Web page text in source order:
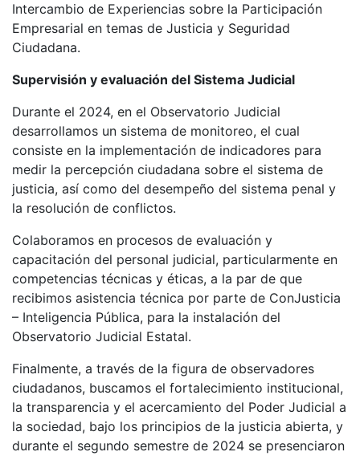
Intercambio de Experiencias sobre la Participación
Empresarial en temas de Justicia y Seguridad
Ciudadana.
Supervisión y evaluación del Sistema Judicial
Durante el 2024, en el Observatorio Judicial
desarrollamos un sistema de monitoreo, el cual
consiste en la implementación de indicadores para
medir la percepción ciudadana sobre el sistema de
justicia, así como del desempeño del sistema penal y
la resolución de conflictos.
Colaboramos en procesos de evaluación y
capacitación del personal judicial, particularmente en
competencias técnicas y éticas, a la par de que
recibimos asistencia técnica por parte de ConJusticia
– Inteligencia Pública, para la instalación del
Observatorio Judicial Estatal.
Finalmente, a través de la figura de observadores
ciudadanos, buscamos el fortalecimiento institucional,
la transparencia y el acercamiento del Poder Judicial a
la sociedad, bajo los principios de la justicia abierta, y
durante el segundo semestre de 2024 se presenciaron